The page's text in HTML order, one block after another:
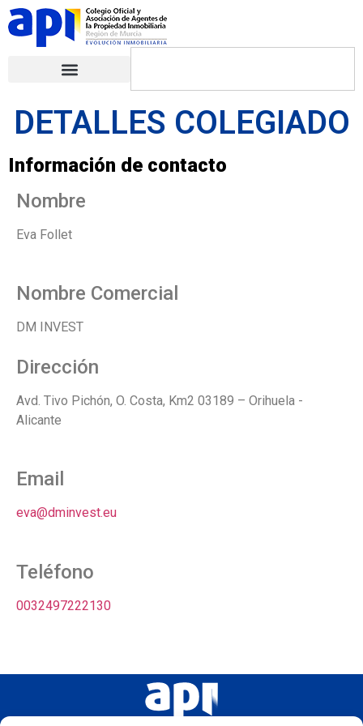
DETALLES COLEGIADO
Información de contacto
Nombre
Eva Follet
Nombre Comercial
DM INVEST
Dirección
Avd. Tivo Pichón, O. Costa, Km2 03189 – Orihuela -
Alicante
Email
eva@dminvest.eu
Teléfono
0032497222130